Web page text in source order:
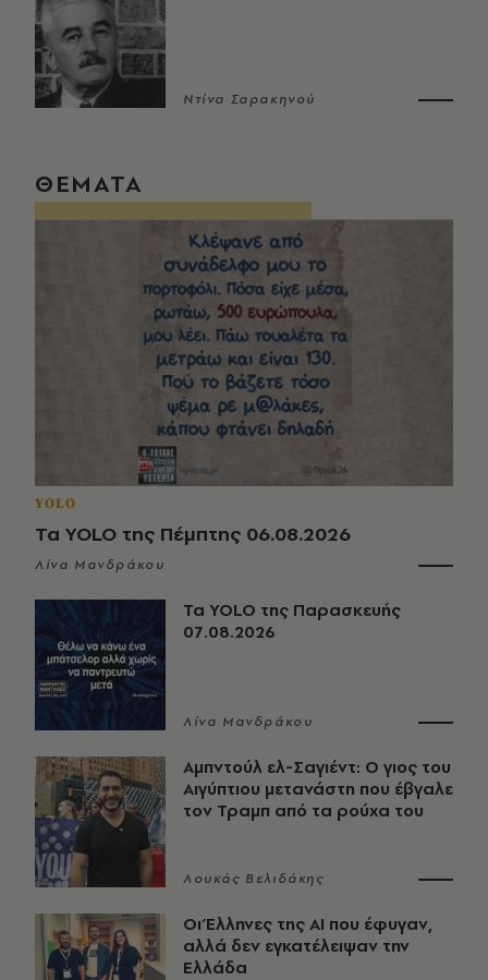
Ντίνα Σαρακηνού
ΘΕΜΑΤΑ
YOLO
Τα YOLO της Πέμπτης 06.08.2026
Λίνα Μανδράκου
Τα YOLO της Παρασκευής
07.08.2026
Λίνα Μανδράκου
Αμπντούλ ελ-Σαγιέντ: Ο γιος του
Αιγύπτιου μετανάστη που έβγαλε
τον Τραμπ από τα ρούχα του
Λουκάς Βελιδάκης
Οι Έλληνες της ΑΙ που έφυγαν,
αλλά δεν εγκατέλειψαν την
Ελλάδα